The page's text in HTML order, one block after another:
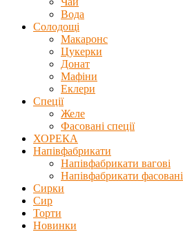
Вода
Солодощі
Макаронс
Цукерки
Донат
Мафіни
Еклери
Спеції
Желе
Фасовані спеції
ХОРЕКА
Напівфабрикати
Напівфабрикати вагові
Напівфабрикати фасовані
Сирки
Сир
Торти
Новинки